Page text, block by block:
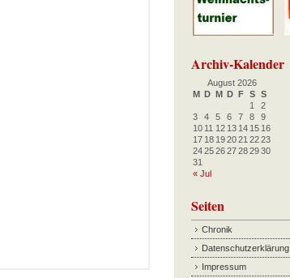
Archiv-Kalender
August 2026
M D M D F S S
« Jul
1
2
3
4 5 6 7 8
9
10 11 12 13 14 15 16
17 18 192021 2223
24252627282930
31
Seiten
Chronik
Datenschutzerklärung
Impressum